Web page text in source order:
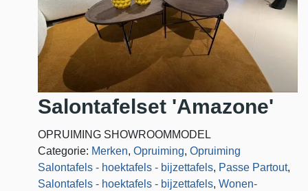
Salontafelset 'Amazone'
OPRUIMING SHOWROOMMODEL
Categorie: Merken, Opruiming, Opruiming
Salontafels - hoektafels - bijzettafels, Passe Partout,
Salontafels - hoektafels - bijzettafels, Wonen-